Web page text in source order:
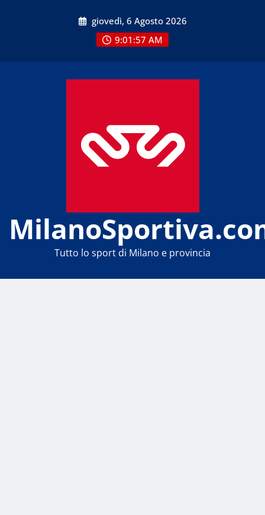
giovedì, 6 Agosto 2026
9:01:57 AM
Tutto lo sport di Milano e provincia